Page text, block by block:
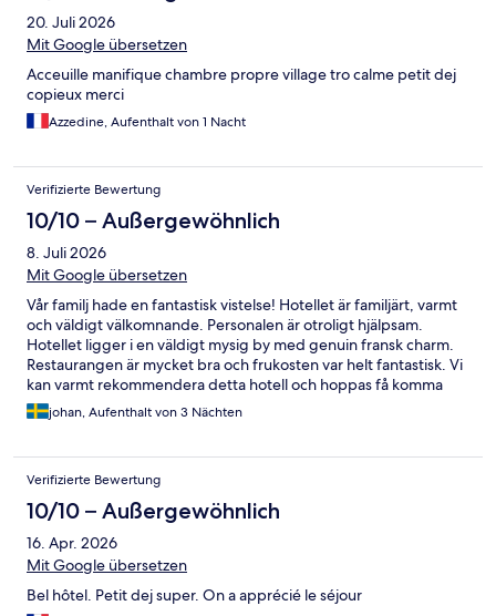
20. Juli 2026
Mit Google übersetzen
Acceuille manifique chambre propre village tro calme petit dej
copieux merci
Azzedine, Aufenthalt von 1 Nacht
Verifizierte Bewertung
10/10 – Außergewöhnlich
8. Juli 2026
Mit Google übersetzen
Vår familj hade en fantastisk vistelse! Hotellet är familjärt, varmt
och väldigt välkomnande. Personalen är otroligt hjälpsam.
Hotellet ligger i en väldigt mysig by med genuin fransk charm.
Restaurangen är mycket bra och frukosten var helt fantastisk. Vi
kan varmt rekommendera detta hotell och hoppas få komma
tillbaka!johan, Aufenthalt von 3 Nächten
Verifizierte Bewertung
10/10 – Außergewöhnlich
16. Apr. 2026
Mit Google übersetzen
Bel hôtel. Petit dej super. On a apprécié le séjour